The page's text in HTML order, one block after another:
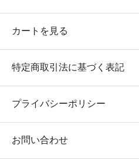
カートを見る
特定商取引法に基づく表記
プライバシーポリシー
お問い合わせ